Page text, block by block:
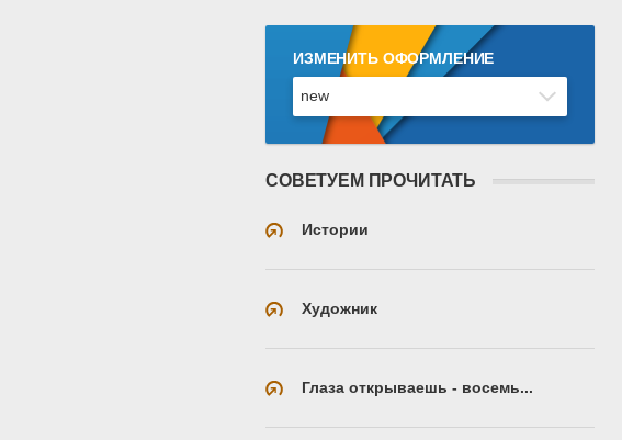
ИЗМЕНИТЬ ОФОРМЛЕНИЕ
СОВЕТУЕМ ПРОЧИТАТЬ
Истории
Художник
Глаза открываешь - восемь...